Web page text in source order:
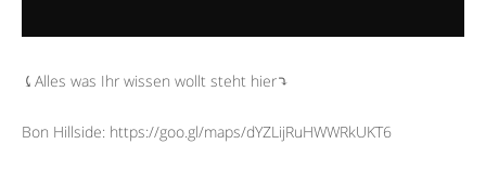
⤹Alles was Ihr wissen wollt steht hier⤵︎
Bon Hillside: https://goo.gl/maps/dYZLijRuHWWRkUKT6